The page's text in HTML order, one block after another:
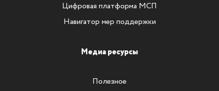
Цифровая платформа МСП
Навигатор мер поддержки
Медиа ресурсы
Полезное